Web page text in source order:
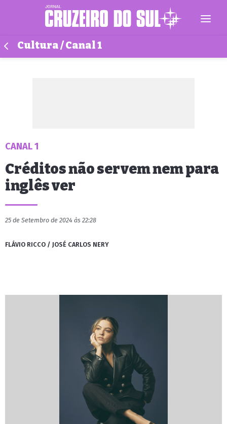
Cultura / Canal 1
CANAL 1
Créditos não servem nem para
inglês ver
25 de Setembro de 2024 às 22:28
FLÁVIO RICCO / JOSÉ CARLOS NERY